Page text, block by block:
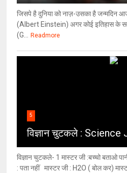
जिसपे है दुनिया को नाज़-उसका है जन्मदिन
(Albert Einstein) अगर कोई इतिहास के
(G... Readmore
5
विज्ञान चुटकले : Science
विज्ञान चुटकले- 1 मास्टर जी :बच्चो बताओ
: पता नहीं मास्टर जी : H2O ( बोल कर)